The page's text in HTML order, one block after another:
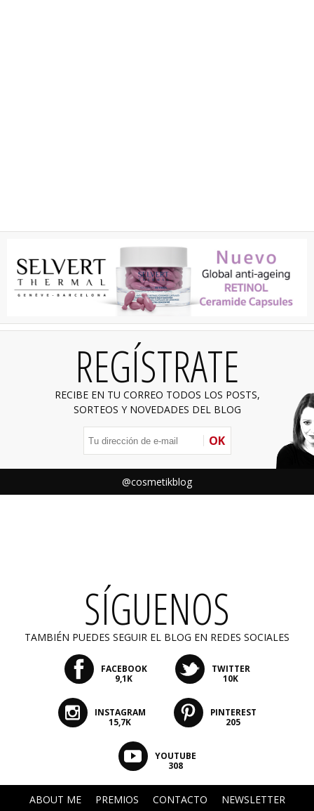
REGÍSTRATE
RECIBE EN TU CORREO TODOS LOS POSTS,
SORTEOS Y NOVEDADES DEL BLOG
OK
@cosmetikblog
SÍGUENOS
TAMBIÉN PUEDES SEGUIR EL BLOG EN REDES SOCIALES
FACEBOOK
9,1K
TWITTER
10K
INSTAGRAM
15,7K
PINTEREST
205
YOUTUBE
308
ABOUT ME PREMIOS CONTACTO
NEWSLETTER